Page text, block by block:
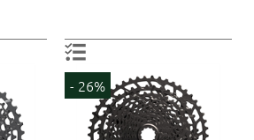
- 26%